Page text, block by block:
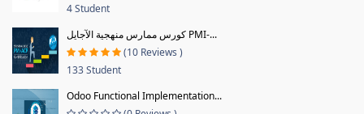
4 Student
كورس ممارس منهجية الآجايل PMI-...
(10 Reviews )
133 Student
Odoo Functional Implementation...